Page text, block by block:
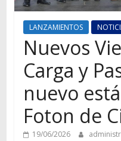
LANZAMIENTOS
Nuevos
Carga y
nuevo
Foton de
19/06/2026